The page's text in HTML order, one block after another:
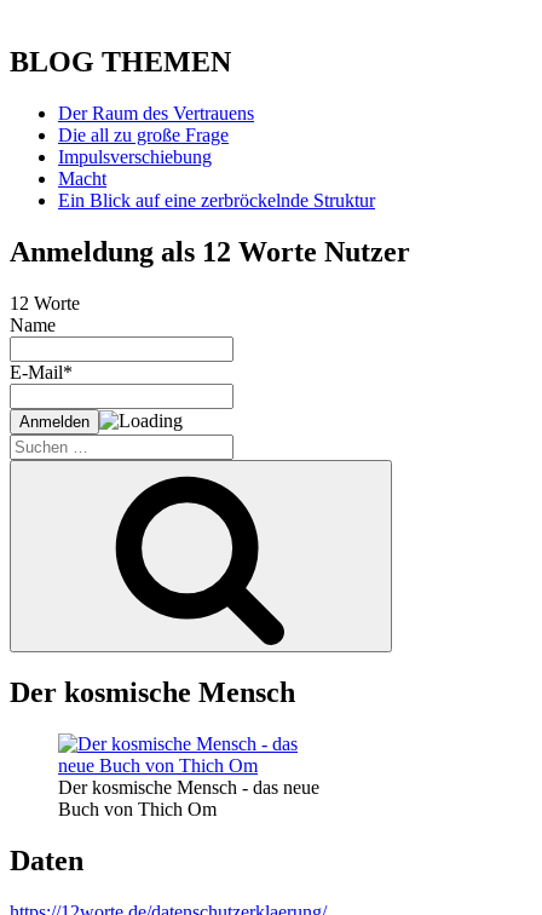
BLOG THEMEN
Der Raum des Vertrauens
Die all zu große Frage
Impulsverschiebung
Macht
Ein Blick auf eine zerbröckelnde Struktur
Anmeldung als 12 Worte Nutzer
12 Worte
Name
E-Mail*
Suche
nach:
Der kosmische Mensch
Der kosmische Mensch - das neue
Buch von Thich Om
Daten